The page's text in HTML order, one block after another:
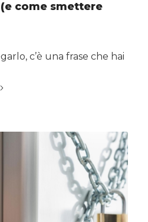
come smettere
c’è una frase che hai